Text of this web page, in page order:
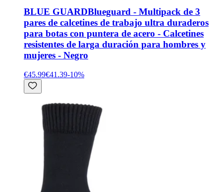
BLUE GUARDBlueguard - Multipack de 3
pares de calcetines de trabajo ultra duraderos
para botas con puntera de acero - Calcetines
resistentes de larga duración para hombres y
mujeres - Negro
€45.99€41.39-10%